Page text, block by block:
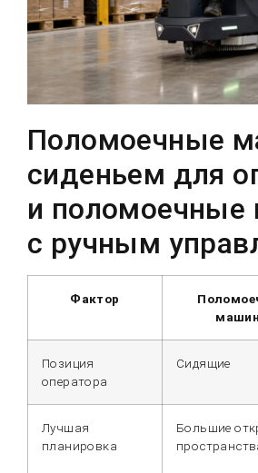
Поломоечные
сиденьем для
и
с ручным
Фактор
Позиция
оператора
Сидящие
Лучшая
планировка
Большие